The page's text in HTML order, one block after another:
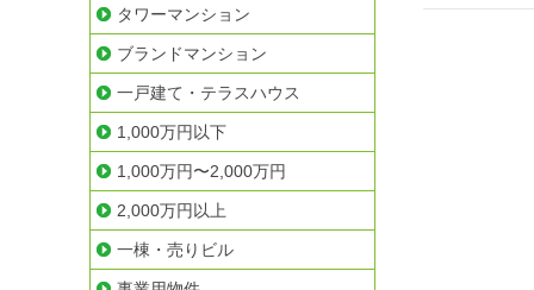
タワーマンション
ブランドマンション
一戸建て・テラスハウス
1,000万円以下
1,000万円〜2,000万円
2,000万円以上
一棟・売りビル